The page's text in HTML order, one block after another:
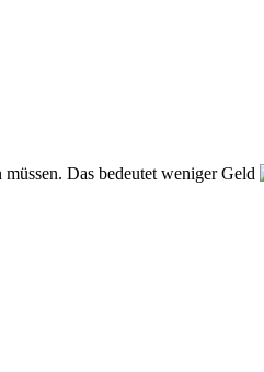
Das bedeutet weniger Geld